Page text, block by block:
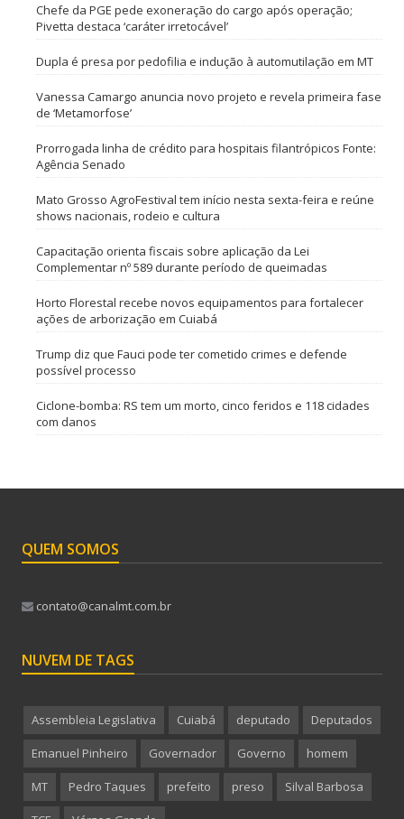
Chefe da PGE pede exoneração do cargo após operação;
Pivetta destaca ‘caráter irretocável’
Dupla é presa por pedofilia e indução à automutilação em MT
Vanessa Camargo anuncia novo projeto e revela primeira fase
de ‘Metamorfose’
Prorrogada linha de crédito para hospitais filantrópicos Fonte:
Agência Senado
Mato Grosso AgroFestival tem início nesta sexta-feira e reúne
shows nacionais, rodeio e cultura
Capacitação orienta fiscais sobre aplicação da Lei
Complementar nº 589 durante período de queimadas
Horto Florestal recebe novos equipamentos para fortalecer
ações de arborização em Cuiabá
Trump diz que Fauci pode ter cometido crimes e defende
possível processo
Ciclone-bomba: RS tem um morto, cinco feridos e 118 cidades
com danos
QUEM SOMOS
contato@canalmt.com.br
NUVEM DE TAGS
Assembleia Legislativa Cuiabá deputado Deputados
Emanuel Pinheiro Governador Governo homem
MT Pedro Taques prefeito preso Silval Barbosa